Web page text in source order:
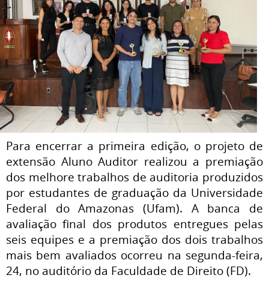
Para encerrar a primeira edição, o projeto de
extensão Aluno Auditor realizou a premiação
dos melhore trabalhos de auditoria produzidos
por estudantes de graduação da Universidade
Federal do Amazonas (Ufam). A banca de
avaliação final dos produtos entregues pelas
seis equipes e a premiação dos dois trabalhos
mais bem avaliados ocorreu na segunda-feira,
24, no auditório da Faculdade de Direito (FD).